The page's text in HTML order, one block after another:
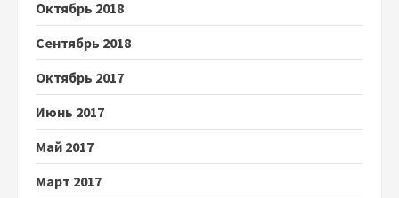
Октябрь 2018
Сентябрь 2018
Октябрь 2017
Июнь 2017
Май 2017
Март 2017